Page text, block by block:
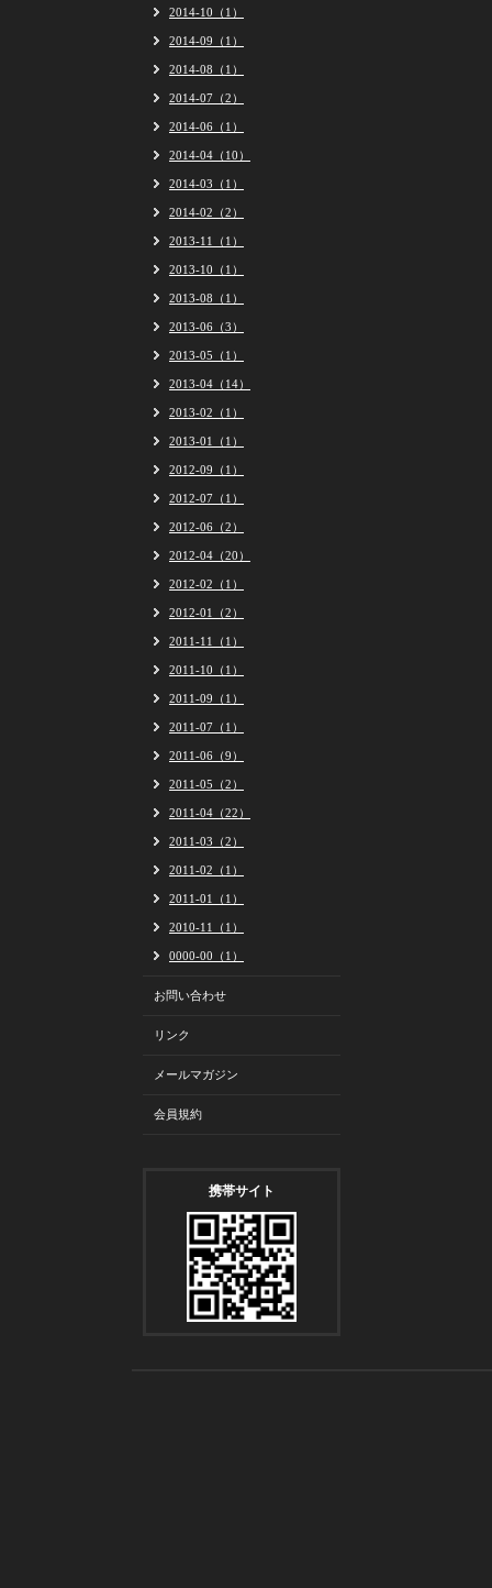
2014-10（1）
2014-09（1）
2014-08（1）
2014-07（2）
2014-06（1）
2014-04（10）
2014-03（1）
2014-02（2）
2013-11（1）
2013-10（1）
2013-08（1）
2013-06（3）
2013-05（1）
2013-04（14）
2013-02（1）
2013-01（1）
2012-09（1）
2012-07（1）
2012-06（2）
2012-04（20）
2012-02（1）
2012-01（2）
2011-11（1）
2011-10（1）
2011-09（1）
2011-07（1）
2011-06（9）
2011-05（2）
2011-04（22）
2011-03（2）
2011-02（1）
2011-01（1）
2010-11（1）
0000-00（1）
お問い合わせ
リンク
メールマガジン
会員規約
携帯サイト